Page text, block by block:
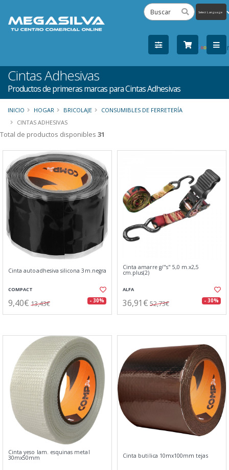
by
Cintas Adhesivas
Productos de primeras marcas para Cintas Adhesivas
INICIO HOGAR BRICOLAJE
CONSUMIBLES DE FERRETERÍA
CINTAS ADHESIVAS
Total de productos disponibles 31
Cinta autoadhesiva silicona 3m.negra
COMPACT
9,40€ 13,43€ - 30%
Cinta amarre g/"s" 5,0 m.x2,5
cm.plus(2)
ALFA
36,91€ 52,73€ - 30%
Cinta yeso lam. esquinas metal
30mx50mm Cinta butilica 10mx100mm tejas